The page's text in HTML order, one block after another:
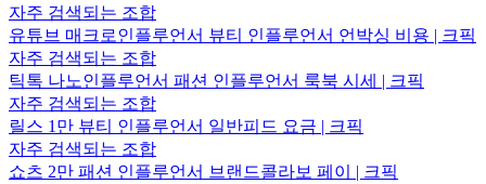
자주 검색되는 조합
유튜브 매크로인플루언서 뷰티 인플루언서 언박싱 비용 | 크픽
자주 검색되는 조합
틱톡 나노인플루언서 패션 인플루언서 룩북 시세 | 크픽
자주 검색되는 조합
릴스 1만 뷰티 인플루언서 일반피드 요금 | 크픽
자주 검색되는 조합
쇼츠 2만 패션 인플루언서 브랜드콜라보 페이 | 크픽